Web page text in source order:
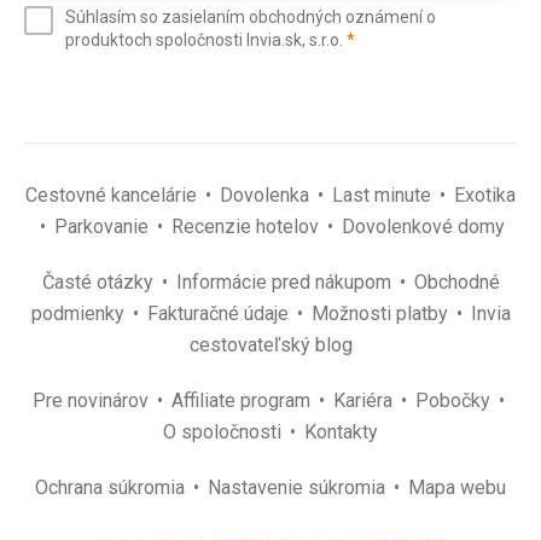
(povinné)
Súhlasím so zasielaním obchodných oznámení o
produktoch spoločnosti Invia.sk, s.r.o. *(povinné)
Cestovné kancelárie Dovolenka Last minute
Exotika
Parkovanie
Recenzie hotelov Dovolenkové domy
Časté otázky Informácie pred nákupom
Obchodné
podmienky
Fakturačné údaje Možnosti platby
Invia
cestovateľský blog
Pre novinárov Affiliate program Kariéra
Pobočky
O spoločnosti
Kontakty
Ochrana súkromia Nastavenie súkromia Mapa webu